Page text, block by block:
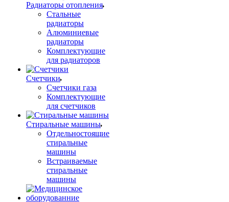
Радиаторы отопления
Стальные
радиаторы
Алюминиевые
радиаторы
Комплектующие
для радиаторов
Счетчики
Счетчики газа
Комплектующие
для счетчиков
Стиральные машины
Отдельностоящие
стиральные
машины
Встраиваемые
стиральные
машины